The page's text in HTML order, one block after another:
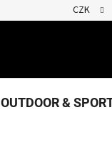
CZK
OUTDOOR &